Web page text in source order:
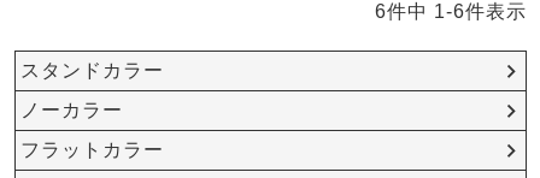
春
オーガニック素材
パジャマ
そろえたい
上着単品
について
6件中 1-6件表示
スタンドカラー
ノーカラー
フラットカラー